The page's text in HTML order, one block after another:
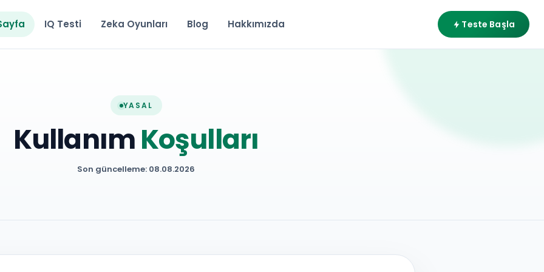
IQ Testi Zeka Oyunları Blog Hakkımızda Teste Başla
YASAL
KullanımKoşulları
Son güncelleme: 08.08.2026